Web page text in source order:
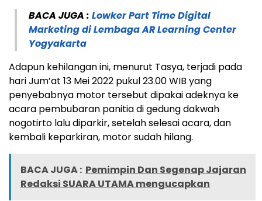
BACA JUGA : Lowker Part Time Digital
Marketing di Lembaga AR Learning Center
Yogyakarta
Adapun kehilangan ini, menurut Tasya, terjadi pada
hari Jum’at 13 Mei 2022 pukul 23.00 WIB yang
penyebabnya motor tersebut dipakai adeknya ke
acara pembubaran panitia di gedung dakwah
nogotirto lalu diparkir, setelah selesai acara, dan
kembali keparkiran, motor sudah hilang.
BACA JUGA : Pemimpin Dan Segenap Jajaran
Redaksi SUARA UTAMA mengucapkan